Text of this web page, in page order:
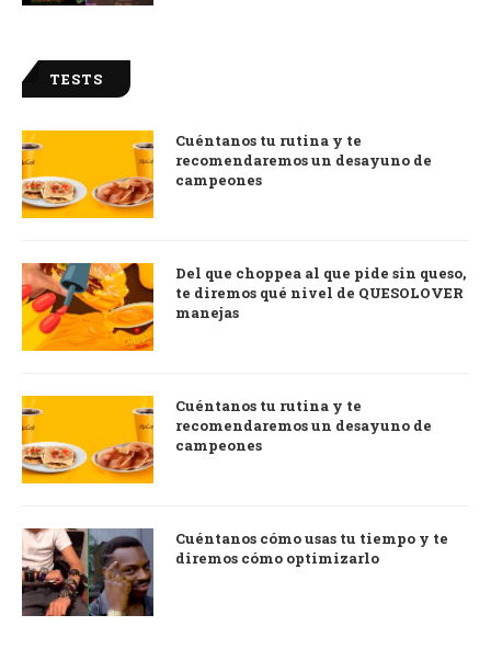
TESTS
Cuéntanos tu rutina y te
recomendaremos un desayuno de
campeones
Del que choppea al que pide sin queso,
te diremos qué nivel de QUESOLOVER
manejas
Cuéntanos tu rutina y te
recomendaremos un desayuno de
campeones
Cuéntanos cómo usas tu tiempo y te
diremos cómo optimizarlo